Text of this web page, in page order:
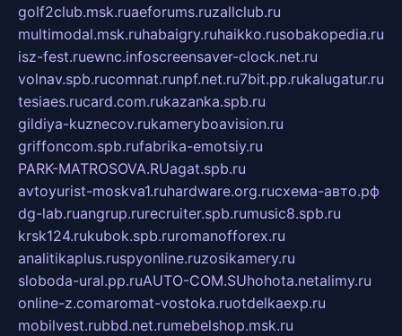
golf2club.msk.ruaeforums.ruzallclub.ru
multimodal.msk.ruhabaigry.ruhaikko.rusobakopedia.ru
isz-fest.ruewnc.infoscreensaver-clock.net.ru
volnav.spb.rucomnat.runpf.net.ru7bit.pp.rukalugatur.ru
tesiaes.rucard.com.rukazanka.spb.ru
gildiya-kuznecov.rukameryboavision.ru
griffoncom.spb.rufabrika-emotsiy.ru
PARK-MATROSOVA.RUagat.spb.ru
avtoyurist-moskva1.ruhardware.org.ruсхема-авто.рф
dg-lab.ruangrup.rurecruiter.spb.rumusic8.spb.ru
krsk124.rukubok.spb.ruromanofforex.ru
analitikaplus.ruspyonline.ruzosikamery.ru
sloboda-ural.pp.ruAUTO-COM.SUhohota.netalimy.ru
online-z.comaromat-vostoka.ruotdelkaexp.ru
mobilvest.rubbd.net.rumebelshop.msk.ru